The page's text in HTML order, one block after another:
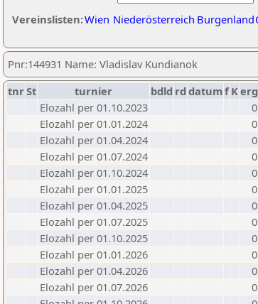
Vereinslisten:Wien Niederösterreich Burgenland
Pnr:144931 Name: Vladislav Kundianok
tnrSt turnier bdld rd datumf Kerg
Elozahl per 01.10.2023
0
Elozahl per 01.01.2024
0
Elozahl per 01.04.2024
0
Elozahl per 01.07.2024
0
Elozahl per 01.10.2024
0
Elozahl per 01.01.2025
0
Elozahl per 01.04.2025
0
Elozahl per 01.07.2025
0
Elozahl per 01.10.2025
0
Elozahl per 01.01.2026
0
Elozahl per 01.04.2026
0
Elozahl per 01.07.2026
0